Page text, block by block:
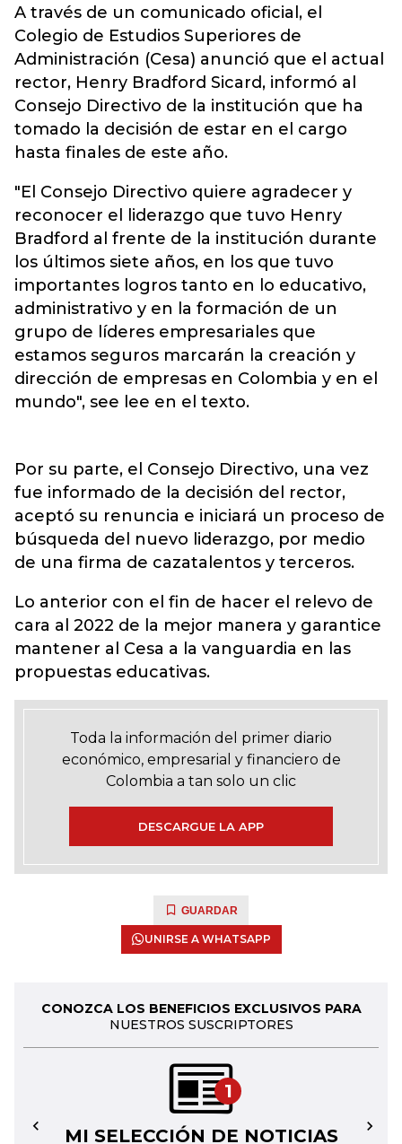
A través de un comunicado oficial, el
Colegio de Estudios Superiores de
Administración (Cesa) anunció que el actual
rector, Henry Bradford Sicard, informó al
Consejo Directivo de la institución que ha
tomado la decisión de estar en el cargo
hasta finales de este año.
"El Consejo Directivo quiere agradecer y
reconocer el liderazgo que tuvo Henry
Bradford al frente de la institución durante
los últimos siete años, en los que tuvo
importantes logros tanto en lo educativo,
administrativo y en la formación de un
grupo de líderes empresariales que
estamos seguros marcarán la creación y
dirección de empresas en Colombia y en el
mundo", see lee en el texto.
Por su parte, el Consejo Directivo, una vez
fue informado de la decisión del rector,
aceptó su renuncia e iniciará un proceso de
búsqueda del nuevo liderazgo, por medio
de una firma de cazatalentos y terceros.
Lo anterior con el fin de hacer el relevo de
cara al 2022 de la mejor manera y garantice
mantener al Cesa a la vanguardia en las
propuestas educativas.
Toda la información del primer diario
económico, empresarial y financiero de
Colombia a tan solo un clic
DESCARGUE LA APP
GUARDAR
UNIRSE A WHATSAPP
CONOZCA LOS BENEFICIOS EXCLUSIVOS PARA
NUESTROS SUSCRIPTORES
1
MI SELECCIÓN DE NOTICIAS
← →